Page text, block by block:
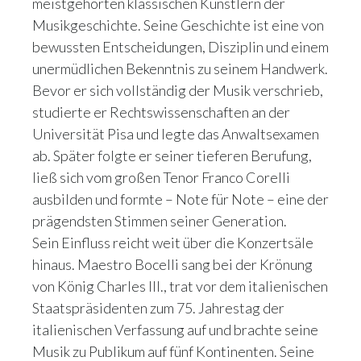
Musikgeschichte. Seine Geschichte ist eine von
bewussten Entscheidungen, Disziplin und einem
unermüdlichen Bekenntnis zu seinem Handwerk.
Bevor er sich vollständig der Musik verschrieb,
studierte er Rechtswissenschaften an der
Universität Pisa und legte das Anwaltsexamen
ab. Später folgte er seiner tieferen Berufung,
ließ sich vom großen Tenor Franco Corelli
ausbilden und formte – Note für Note – eine der
prägendsten Stimmen seiner Generation.
Sein Einfluss reicht weit über die Konzertsäle
hinaus. Maestro Bocelli sang bei der Krönung
von König Charles III., trat vor dem italienischen
Staatspräsidenten zum 75. Jahrestag der
italienischen Verfassung auf und brachte seine
Musik zu Publikum auf fünf Kontinenten. Seine